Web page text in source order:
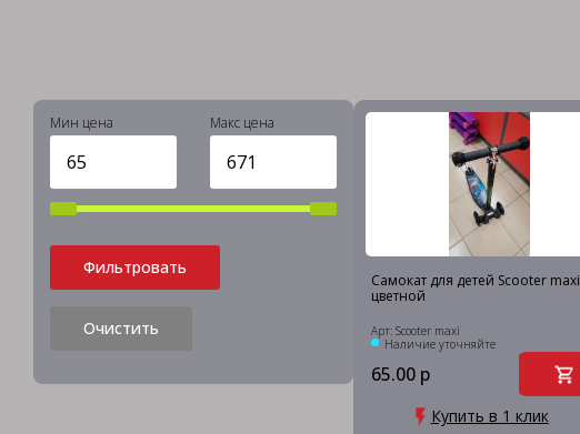
Мин цена Макс цена
Фильтровать
Очистить
Самокат для детей Scooter maxi
цветной
Арт: Scooter maxi
Наличие уточняйте
65.00 р
Купить в 1 клик